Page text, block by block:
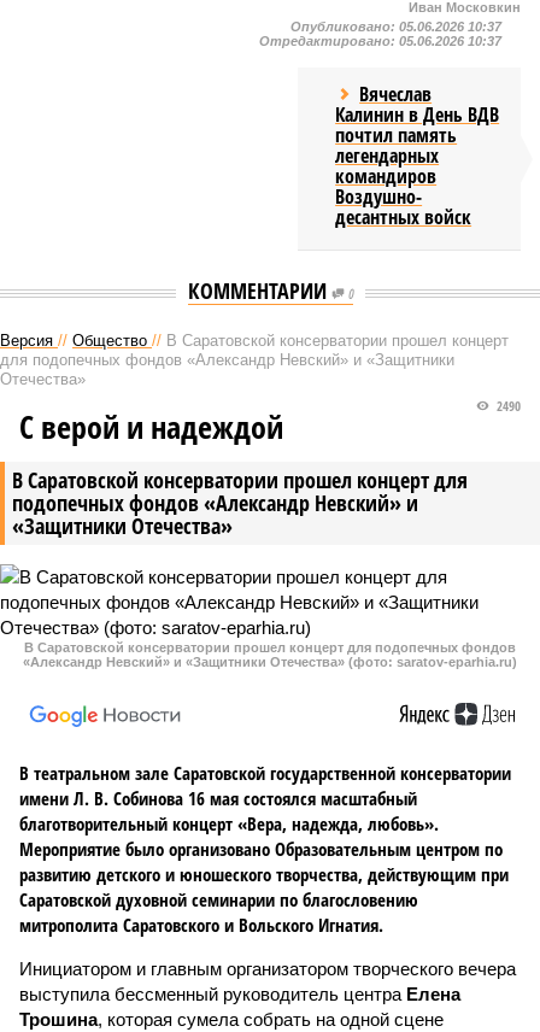
Иван Московкин
Опубликовано: 05.06.2026 10:37
Отредактировано: 05.06.2026 10:37
Вячеслав
Калинин в День ВДВ
почтил память
легендарных
командиров
Воздушно-
десантных войск
КОММЕНТАРИИ 0
Версия // Общество // В Саратовской консерватории прошел концерт
для подопечных фондов «Александр Невский» и «Защитники
Отечества»
В Саратовской консерватории прошел концерт для
подопечных фондов «Александр Невский» и
«Защитники Отечества»
2490
С верой и надеждой
В Саратовской консерватории прошел концерт для подопечных фондов
«Александр Невский» и «Защитники Отечества» (фото: saratov-eparhia.ru)
В театральном зале Саратовской государственной консерватории
имени Л. В. Собинова 16 мая состоялся масштабный
благотворительный концерт «Вера, надежда, любовь».
Мероприятие было организовано Образовательным центром по
развитию детского и юношеского творчества, действующим при
Саратовской духовной семинарии по благословению
митрополита Саратовского и Вольского Игнатия.
Инициатором и главным организатором творческого вечера
выступила бессменный руководитель центра Елена
Трошина, которая сумела собрать на одной сцене